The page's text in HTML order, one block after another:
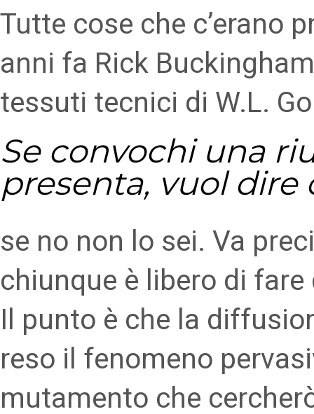
Tutte cose che c’erano
anni fa Rick
tessuti tecnici di W.L.
Se convochi una
presenta, vuol dire
se no non lo sei. Va
chiunque è libero di
Il punto è che la
reso il fenomeno
mutamento che